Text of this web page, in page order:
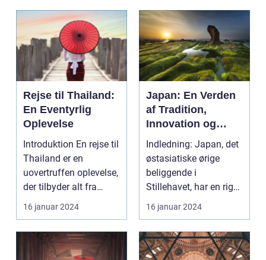
Rejse til Thailand:
En Eventyrlig
Oplevelse
Introduktion En rejse til
Thailand er en
uovertruffen oplevelse,
der tilbyder alt fra
smukke strand...
16 januar 2024
Japan: En Verden
af Tradition,
Innovation og
Skønhed
Indledning: Japan, det
østasiatiske ørige
beliggende i
Stillehavet, har en rig
og fascinerende kult...
16 januar 2024